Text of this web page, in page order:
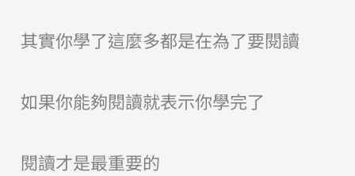
其實你學了這麼多都是在為了要閱讀
如果你能夠閱讀就表示你學完了
閱讀才是最重要的